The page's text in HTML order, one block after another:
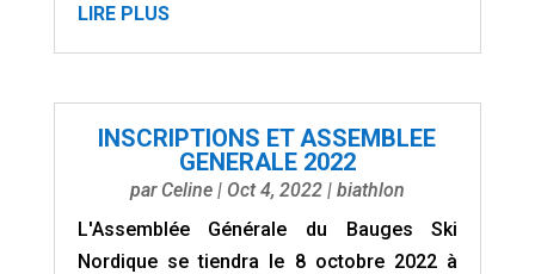
LIRE PLUS
INSCRIPTIONS ET ASSEMBLEE
GENERALE 2022
par Celine| Oct 4, 2022| biathlon
L'Assemblée Générale du Bauges Ski
Nordique se tiendra le 8 octobre 2022 à